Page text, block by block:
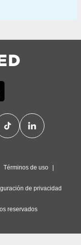
Términos de uso
de privacidad
reservados